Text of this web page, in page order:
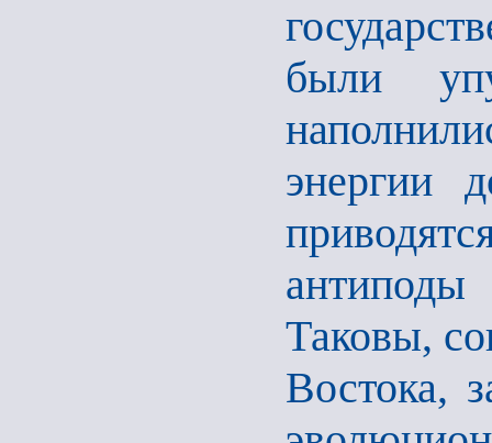
были
энергии
Таковы,
Востока,